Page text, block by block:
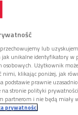
lub
unikalne identyfikatory w
Użytkownik
klikając poniżej, jak
podstawie prawnie
stronie polityki
partnerom i nie będą miały
prywatności